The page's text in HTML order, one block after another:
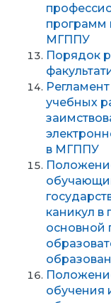
программ
МГППУ
Порядок
учебных
в МГППУ
каникул в
основной
обучения